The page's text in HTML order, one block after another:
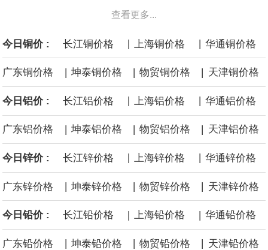
计划建造的15艘核动力“特朗普级”（Trump-class）战列舰，从研发
到采购的总费用可能高达2750亿美元，为美国有史以来最昂贵的水
面战舰项目之一。 根据CBO的初步估算，首舰造价约234亿美元，
后续14艘平均每艘约180亿美元。
黄金价格有望录得自今年1月以来最大单周涨幅。油价走弱为金价提
供支撑，同时投资者正等待美国非农就业数据，以寻找美国利率前
景的线索。StoneX高级分析师马特·辛普森表示，中东和平前景改善
查看更多...
今日铜价 : 长江铜价格 | 上海铜价格 | 华通铜价格
广东铜价格 | 坤泰铜价格 | 物贸铜价格 | 天津铜价格
今日铝价 : 长江铝价格 上海铝价格 华通铝价格
广东铝价格 | 坤泰铝价格 | 物贸铝价格 | 天津铝价格
今日锌价 : 长江锌价格 上海锌价格 华通锌价格
广东锌价格 | 坤泰锌价格 | 物贸锌价格 | 天津锌价格
今日铅价 : 长江铅价格 | 上海铅价格 | 华通铅价格
广东铅价格 坤泰铅价格 物贸铅价格 天津铅价格